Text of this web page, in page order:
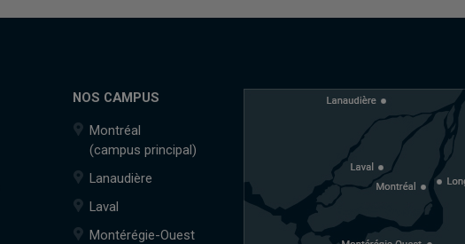
NOS CAMPUS
Montréal
(campus principal)
Lanaudière
Laval
Montérégie-Ouest